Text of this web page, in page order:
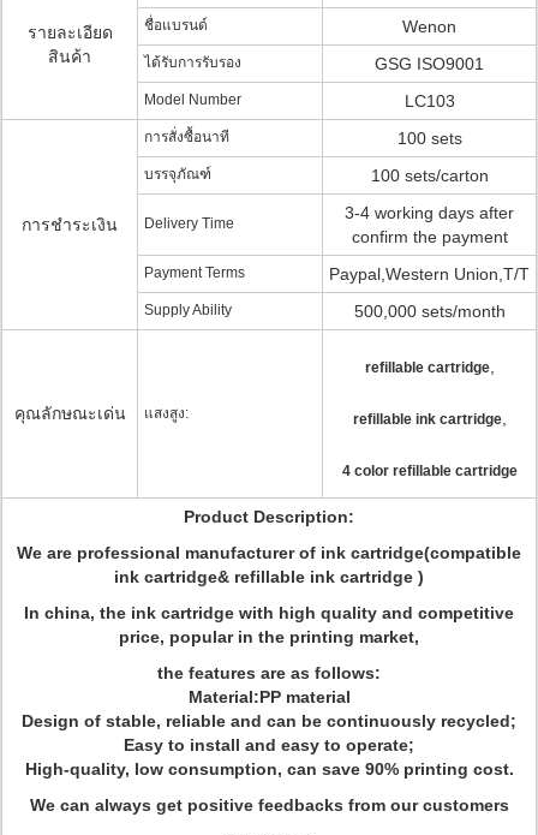
รายละเอียด
สินค้า
ชื่อแบรนด์ Wenon
ได้รับการรับรอง GSG ISO9001
Model Number LC103
การชำระเงิน
การสั่งซื้อนาที 100 sets
บรรจุภัณฑ์ 100 sets/carton
Delivery Time
3-4 working days after
confirm the payment
Payment Terms Paypal,Western Union,T/T
Supply Ability 500,000 sets/month
คุณลักษณะเด่น แสงสูง:
refillable cartridge,
refillable ink cartridge,
4 color refillable cartridge
Product Description:
We are professional manufacturer of ink cartridge(compatible
ink cartridge& refillable ink cartridge )
In china, the ink cartridge with high quality and competitive
price, popular in the printing market,
the features are as follows:
Material:PP material
Design of stable, reliable and can be continuously recycled;
Easy to install and easy to operate;
High-quality, low consumption, can save 90% printing cost.
We can always get positive feedbacks from our customers